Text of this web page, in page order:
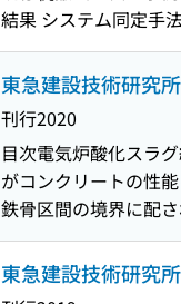
の施工試験 水循環型
工法による場所打ち
場所打ちコンクリー
およびサブギガ帯に
結果 システム同定手
た遮音量可変型軽量
可変型軽量遮音構造
推定 三次元視覚デー
影システムの開発 透
す影響に関する検討
固めた供試体の走査
水循環型ビオトープ
含有掘削ずりに起因
東急建設技術研究
刊行2020
目次電気炉酸化スラ
がコンクリートの性
鉄骨区間の境界に配
ートが鉄筋コンクリ
質 大開孔を有するRC
し部が干渉する杭の
東急建設技術研究